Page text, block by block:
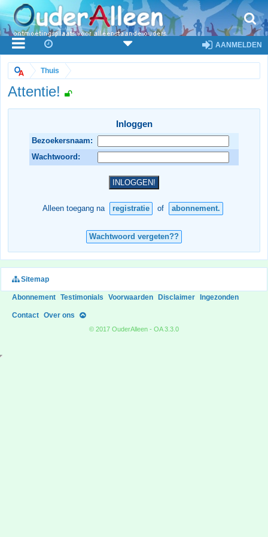
AANMELDEN
Thuis
Attentie!
Inloggen
Bezoekersnaam:
Wachtwoord:
Alleen toegang na registratie of abonnement.
Wachtwoord vergeten??
Sitemap
Abonnement Testimonials Voorwaarden Disclaimer Ingezonden
Contact Over ons
© 2017 OuderAlleen - OA 3.3.0